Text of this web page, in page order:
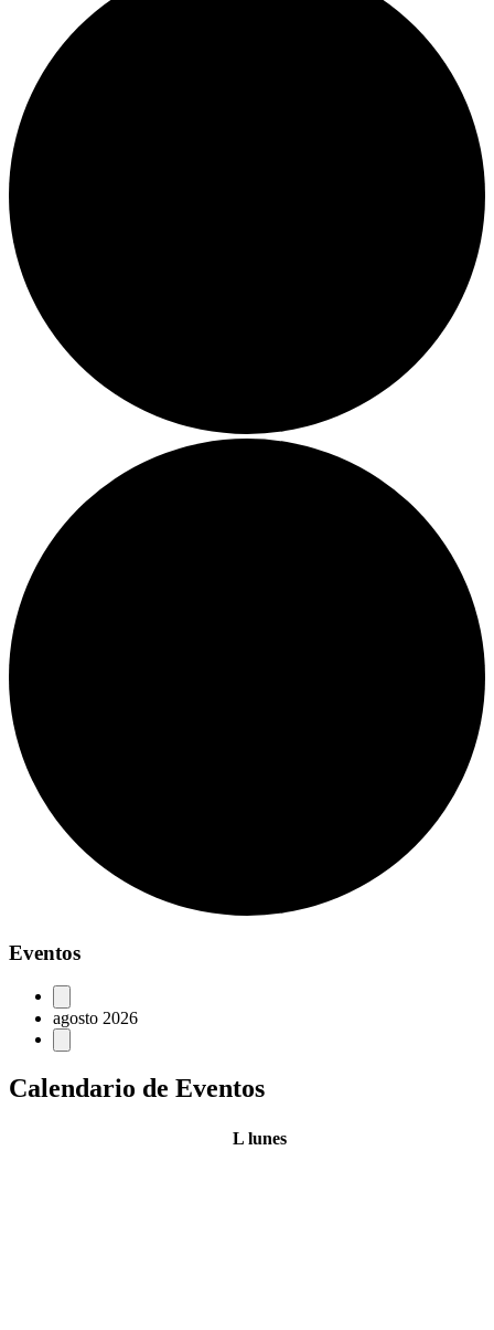
Eventos
agosto 2026
Calendario de Eventos
L lunes